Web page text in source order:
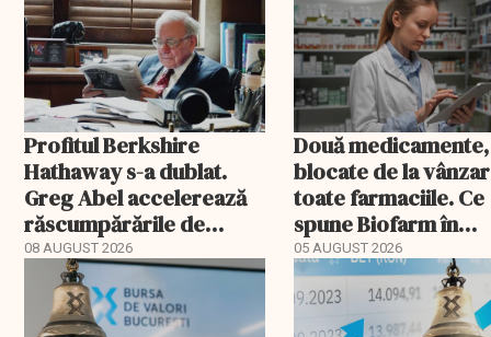
Profitul Berkshire
Hathaway s-a dublat.
Greg Abel accelerează
răscumpărările de
acțiuni în era post-
Buffett
08 AUGUST 2026
Două medicamente,
blocate de la
toate farmaciile. Ce
spune Biofarm în
documentul trimis
05 AUGUST 2026